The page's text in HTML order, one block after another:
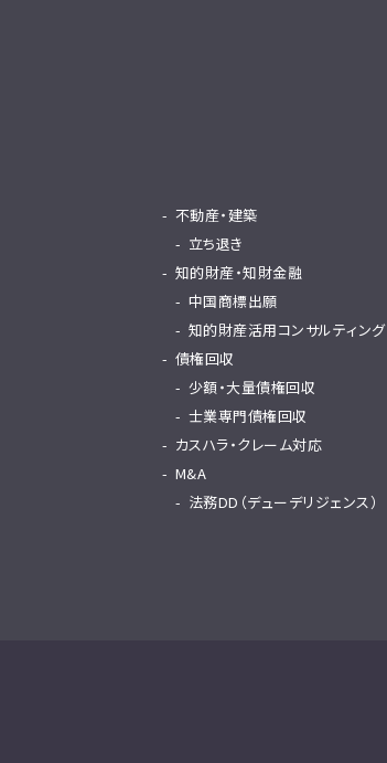
不動産・建築
立ち退き
知的財産・知財金融
中国商標出願
知的財産活用コンサルティング
債権回収
少額・大量債権回収
士業専門債権回収
カスハラ・クレーム対応
M&A
法務DD（デューデリジェンス）